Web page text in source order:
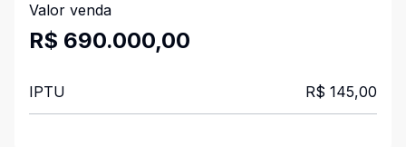
Valor venda
R$ 690.000,00
IPTU R$ 145,00